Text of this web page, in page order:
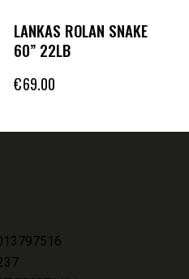
LANKAS ROLAN SNAKE
60” 22LB
€69.00